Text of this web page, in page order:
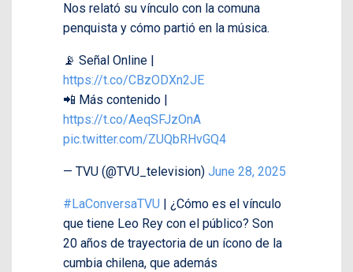
Nos relató su vínculo con la comuna
penquista y cómo partió en la música.
📡 Señal Online |
https://t.co/CBzODXn2JE
📲 Más contenido |
https://t.co/AeqSFJzOnA
pic.twitter.com/ZUQbRHvGQ4
— TVU (@TVU_television) June 28, 2025
#LaConversaTVU | ¿Cómo es el vínculo
que tiene Leo Rey con el público? Son
20 años de trayectoria de un ícono de la
cumbia chilena, que además